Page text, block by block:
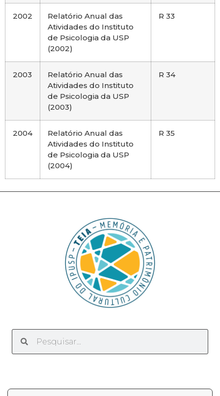
2002
Relatório Anual das
Atividades do Instituto
de Psicologia da USP
(2002)
R 33
2003
Relatório Anual das
Atividades do Instituto
de Psicologia da USP
(2003)
R 34
2004
Relatório Anual das
Atividades do Instituto
de Psicologia da USP
(2004)
R 35